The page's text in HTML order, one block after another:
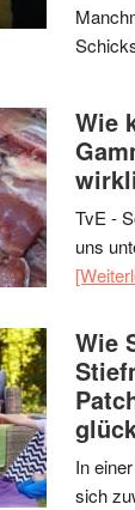
Wie
TvE -
uns
Wie
In
sich